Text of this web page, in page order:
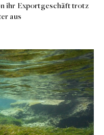
ihr Exportgeschäft trotz
aus